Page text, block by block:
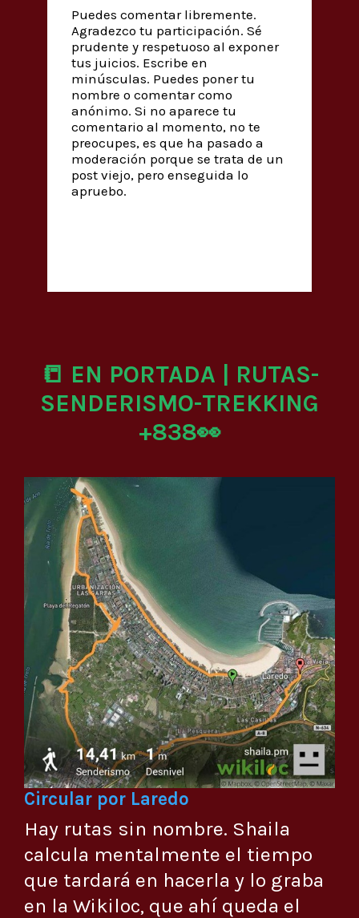
Puedes comentar libremente.
Agradezco tu participación. Sé
prudente y respetuoso al exponer
tus juicios. Escribe en
minúsculas. Puedes poner tu
nombre o comentar como
anónimo. Si no aparece tu
comentario al momento, no te
preocupes, es que ha pasado a
moderación porque se trata de un
post viejo, pero enseguida lo
apruebo.
📒 EN PORTADA | RUTAS-
SENDERISMO-TREKKING
+838👀
Circular por Laredo
Hay rutas sin nombre. Shaila
calcula mentalmente el tiempo
que tardará en hacerla y lo graba
en la Wikiloc, que ahí queda el